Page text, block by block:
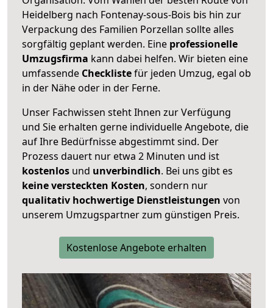
Heidelberg nach Fontenay-sous-Bois bis hin zur
Verpackung des Familien Porzellan sollte alles
sorgfältig geplant werden. Eine professionelle
Umzugsfirma kann dabei helfen. Wir bieten eine
umfassende Checklistefür jeden Umzug, egal ob
in der Nähe oder in der Ferne.
Unser Fachwissen steht Ihnen zur Verfügung
und Sie erhalten gerne individuelle Angebote, die
auf Ihre Bedürfnisse abgestimmt sind. Der
Prozess dauert nur etwa 2 Minuten und ist
kostenlos und unverbindlich. Bei uns gibt es
keine versteckten Kosten, sondern nur
qualitativ hochwertige Dienstleistungen von
unserem Umzugspartner zum günstigen Preis.
Kostenlose Angebote erhalten